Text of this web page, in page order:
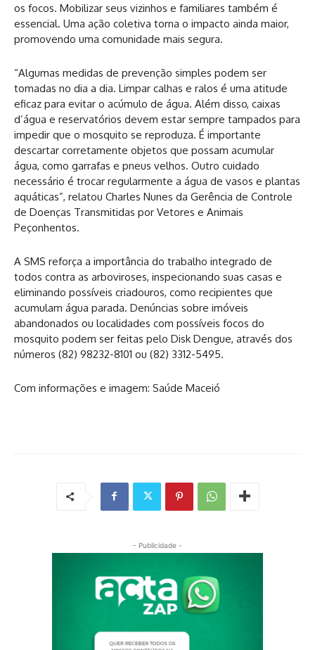
os focos. Mobilizar seus vizinhos e familiares também é
essencial. Uma ação coletiva torna o impacto ainda maior,
promovendo uma comunidade mais segura.
“Algumas medidas de prevenção simples podem ser
tomadas no dia a dia. Limpar calhas e ralos é uma atitude
eficaz para evitar o acúmulo de água. Além disso, caixas
d’água e reservatórios devem estar sempre tampados para
impedir que o mosquito se reproduza. É importante
descartar corretamente objetos que possam acumular
água, como garrafas e pneus velhos. Outro cuidado
necessário é trocar regularmente a água de vasos e plantas
aquáticas”, relatou Charles Nunes da Gerência de Controle
de Doenças Transmitidas por Vetores e Animais
Peçonhentos.
A SMS reforça a importância do trabalho integrado de
todos contra as arboviroses, inspecionando suas casas e
eliminando possíveis criadouros, como recipientes que
acumulam água parada. Denúncias sobre imóveis
abandonados ou localidades com possíveis focos do
mosquito podem ser feitas pelo Disk Dengue, através dos
números (82) 98232-8101 ou (82) 3312-5495.
Com informações e imagem: Saúde Maceió
- Publicidade -